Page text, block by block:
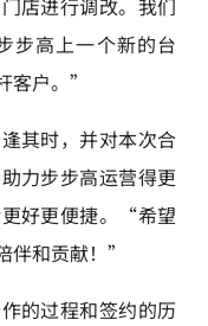
店进行调改。我们
步高上一个新的台
客户。”
其时，并对本次合
力步步高运营得更
好更便捷。“希望
伴和贡献！”
的过程和签约的历